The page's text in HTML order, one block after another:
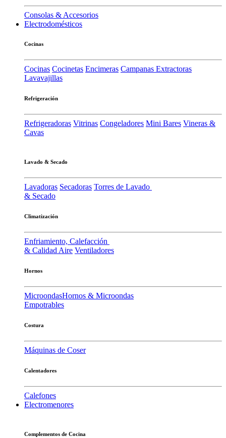
Consolas & Accesorios
Electrodomésticos
Cocinas
Cocinas Cocinetas Encimeras Campanas Extractoras
Lavavajillas
Refrigeración
Refrigeradoras Vitrinas Congeladores Mini Bares Vineras &
Cavas
Lavado & Secado
Lavadoras Secadoras Torres de Lavado
& Secado
Climatización
Enfriamiento, Calefacción
& Calidad Aire Ventiladores
Hornos
MicroondasHornos & Microondas
Empotrables
Costura
Máquinas de Coser
Calentadores
Calefones
Electromenores
Complementos de Cocina